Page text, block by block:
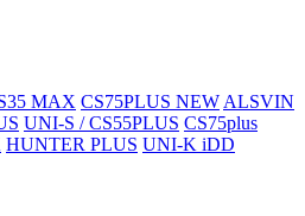
MAX CS75PLUS NEW ALSVIN
UNI-S / CS55PLUS CS75plus
HUNTER PLUS UNI-K iDD